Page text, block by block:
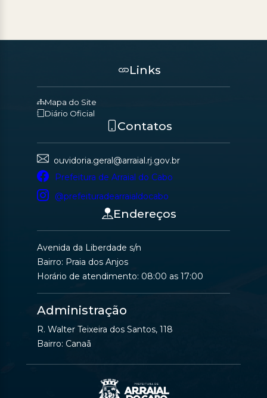
Links
Mapa do Site
Diário Oficial
Contatos
ouvidoria.geral@arraial.rj.gov.br
Prefeitura de Arraial do Cabo
@prefeituradearraialdocabo
Endereços
Avenida da Liberdade s/n
Bairro: Praia dos Anjos
Horário de atendimento: 08:00 as 17:00
Administração
R. Walter Teixeira dos Santos, 118
Bairro: Canaã